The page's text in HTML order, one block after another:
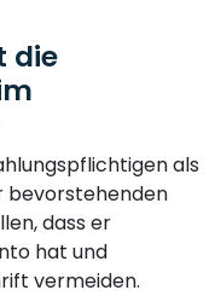
die
als
bevorstehenden
dass er
hat und
vermeiden.